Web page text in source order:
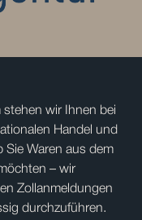
stehen wir Ihnen bei
Handel und
Sie Waren aus dem
– wir
Zollanmeldungen
durchzuführen.